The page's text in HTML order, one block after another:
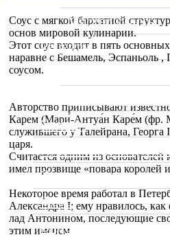
Мастер классы
Рецепты
Статьи
Отзывы о ресторанах
Специалисты
Фото
Видео
Соус с мягкой бархатной
основ мировой кулинарии.
Этот соус входит в пять
наравне с Бешамель, Эспаньоль
соусом.
Авторство приписывают
Карем (Мари́-Антуа́н Каре́м (фр.
служившего у Талейрана, Георга
царя.
Считается одним из
имел прозвище «повара королей
Некоторое время работал в
Александра I; ему нравилось, как
лад Антонином, последующие
этим именем.